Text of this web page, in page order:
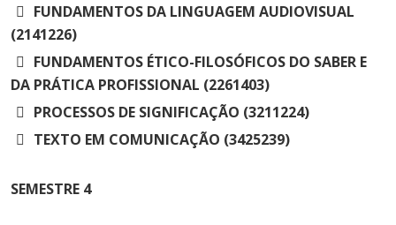
FUNDAMENTOS DA LINGUAGEM AUDIOVISUAL
(2141226)
FUNDAMENTOS ÉTICO-FILOSÓFICOS DO SABER E
DA PRÁTICA PROFISSIONAL (2261403)
PROCESSOS DE SIGNIFICAÇÃO (3211224)
TEXTO EM COMUNICAÇÃO (3425239)
SEMESTRE 4